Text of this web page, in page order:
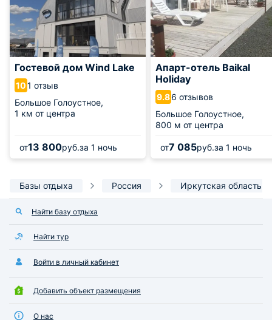
Гостевой дом Wind Lake
101 отзыв
Большое Голоустное,
1 км от центра
от13 800руб.за 1 ночь
Апарт-отель Baikal
Holiday
9.86 отзывов
Большое Голоустное,
800 м от центра
от7 085руб.за 1 ночь
Базы отдыха Россия Иркутская область
Найти базу отдыха
Найти тур
Войти в личный кабинет
Добавить объект размещения
О нас